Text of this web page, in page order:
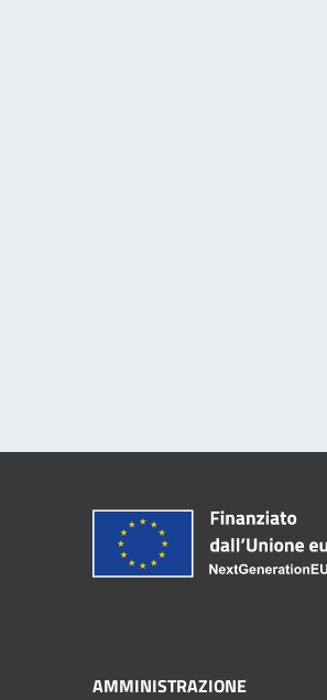
AMMINISTRAZIONE